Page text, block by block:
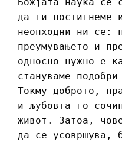
Божјата наука се
да ги постигнеме
неопходни ни се:
преумувањето и
односно нужно е
стануваме
Токму доброто,
и љубовта го
живот. Затоа,
да се усовршува,